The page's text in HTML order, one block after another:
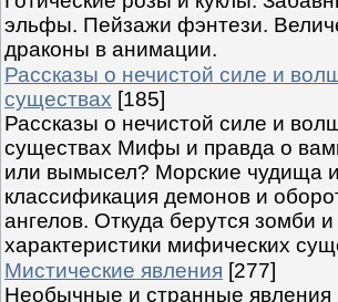
эльфы. Пейзажи фэнтези.
драконы в анимации.
Рассказы о нечистой силе и
существах [185]
Рассказы о нечистой силе и
существах Мифы и правда о
или вымысел? Морские чудища
классификация демонов и
ангелов. Откуда берутся зомби и
характеристики мифических
Мистические явления [277]
Необычные и странные явления